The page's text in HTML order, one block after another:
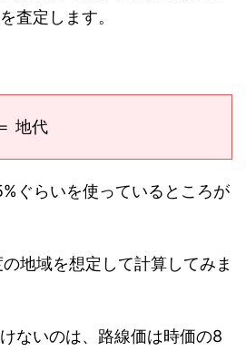
査定します。
地代
ぐらいを使っているところが
地域を想定して計算してみま
ないのは、路線価は時価の8